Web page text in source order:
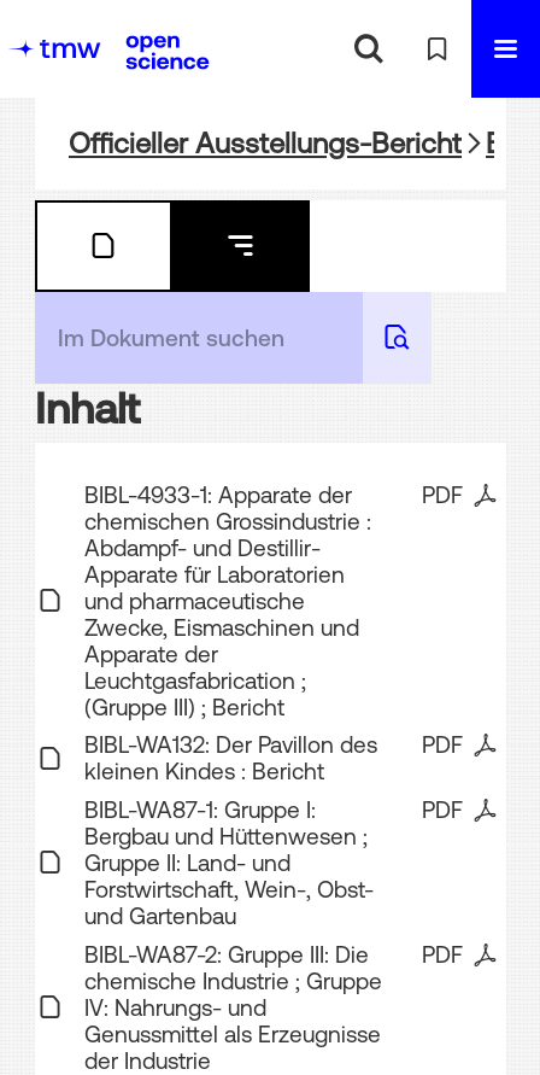
Officieller Ausstellungs-Bericht
Inhalt
PDF
BIBL-4933-1: Apparate der
chemischen Grossindustrie :
Abdampf- und Destillir-
Apparate für Laboratorien
und pharmaceutische
Zwecke, Eismaschinen und
Apparate der
Leuchtgasfabrication ;
(Gruppe III) ; Bericht
PDF
BIBL-WA132: Der Pavillon des
kleinen Kindes : Bericht
PDF
BIBL-WA87-1: Gruppe I:
Bergbau und Hüttenwesen ;
Gruppe II: Land- und
Forstwirtschaft, Wein-, Obst-
und Gartenbau
PDF
BIBL-WA87-2: Gruppe III: Die
chemische Industrie ; Gruppe
IV: Nahrungs- und
Genussmittel als Erzeugnisse
der Industrie